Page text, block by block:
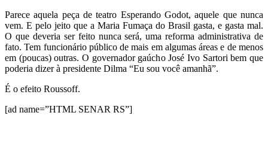
Parece aquela peça de teatro Esperando Godot, aquele que nunca
vem. E pelo jeito que a Maria Fumaça do Brasil gasta, e gasta mal.
O que deveria ser feito nunca será, uma reforma administrativa de
fato. Tem funcionário público de mais em algumas áreas e de menos
em (poucas) outras. O governador gaúcho José Ivo Sartori bem que
poderia dizer à presidente Dilma “Eu sou você amanhã”.
É o efeito Roussoff.
[ad name=”HTML SENAR RS”]